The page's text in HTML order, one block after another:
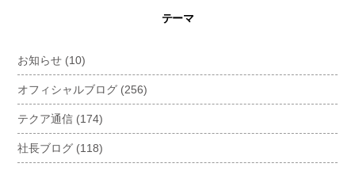
テーマ
お知らせ (10)
オフィシャルブログ (256)
テクア通信 (174)
社長ブログ (118)